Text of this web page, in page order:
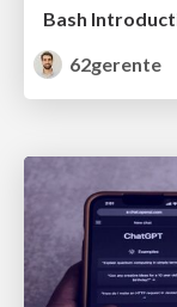
Bash
62gerente